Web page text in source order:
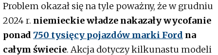
Problem okazał się na tyle poważny, że w grudniu
2024 r. niemieckie władze nakazały wycofanie
ponad 750 tysięcy pojazdów marki Ford na
całym świecie. Akcja dotyczy kilkunastu modeli